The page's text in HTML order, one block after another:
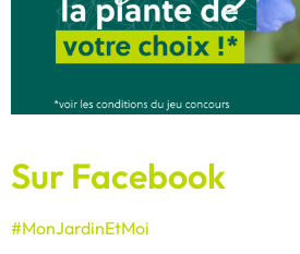
Sur Facebook
#MonJardinEtMoi